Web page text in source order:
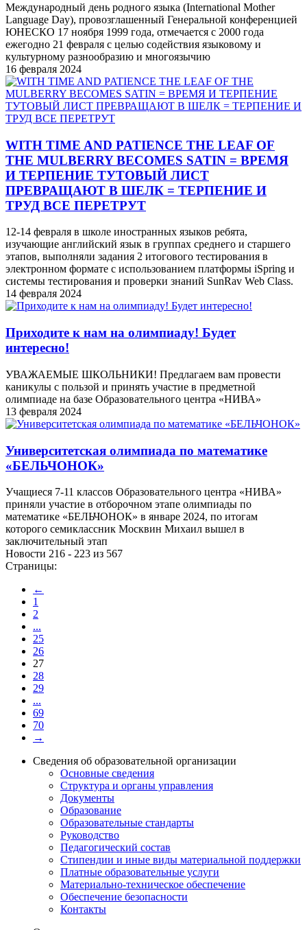
Международный день родного языка (International Mother
Language Day), провозглашенный Генеральной конференцией
ЮНЕСКО 17 ноября 1999 года, отмечается с 2000 года
ежегодно 21 февраля с целью содействия языковому и
культурному разнообразию и многоязычию
16 февраля 2024
WITH TIME AND PATIENCE THE LEAF OF
THE MULBERRY BECOMES SATIN = ВРЕМЯ
И ТЕРПЕНИЕ ТУТОВЫЙ ЛИСТ
ПРЕВРАЩАЮТ В ШЕЛК = ТЕРПЕНИЕ И
ТРУД ВСЕ ПЕРЕТРУТ
12-14 февраля в школе иностранных языков ребята,
изучающие английский язык в группах среднего и старшего
этапов, выполняли задания 2 итогового тестирования в
электронном формате с использованием платформы iSpring и
системы тестирования и проверки знаний SunRav Web Class.
14 февраля 2024
Приходите к нам на олимпиаду! Будет
интересно!
УВАЖАЕМЫЕ ШКОЛЬНИКИ! Предлагаем вам провести
каникулы с пользой и принять участие в предметной
олимпиаде на базе Образовательного центра «НИВА»
13 февраля 2024
Университетская олимпиада по математике
«БЕЛЬЧОНОК»
Учащиеся 7-11 классов Образовательного центра «НИВА»
приняли участие в отборочном этапе олимпиады по
математике «БЕЛЬЧОНОК» в январе 2024, по итогам
которого семиклассник Москвин Михаил вышел в
заключительный этап
Новости 216 - 223 из 567
Страницы:
←
1
2
...
25
26
27
28
29
...
69
70
→
Сведения об образовательной организации
Основные сведения
Структура и органы управления
Документы
Образование
Образовательные стандарты
Руководство
Педагогический состав
Стипендии и иные виды материальной поддержки
Платные образовательные услуги
Материально-техническое обеспечение
Обеспечение безопасности
Контакты